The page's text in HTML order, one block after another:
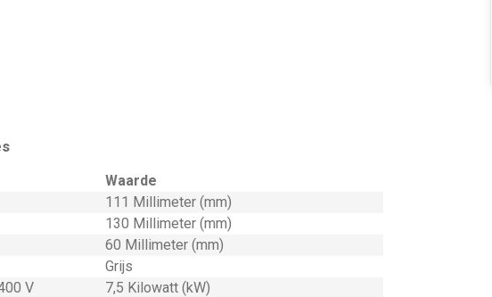
Waarde
111 Millimeter (mm)
130 Millimeter (mm)
60 Millimeter (mm)
Grijs
V
7,5 Kilowatt (kW)